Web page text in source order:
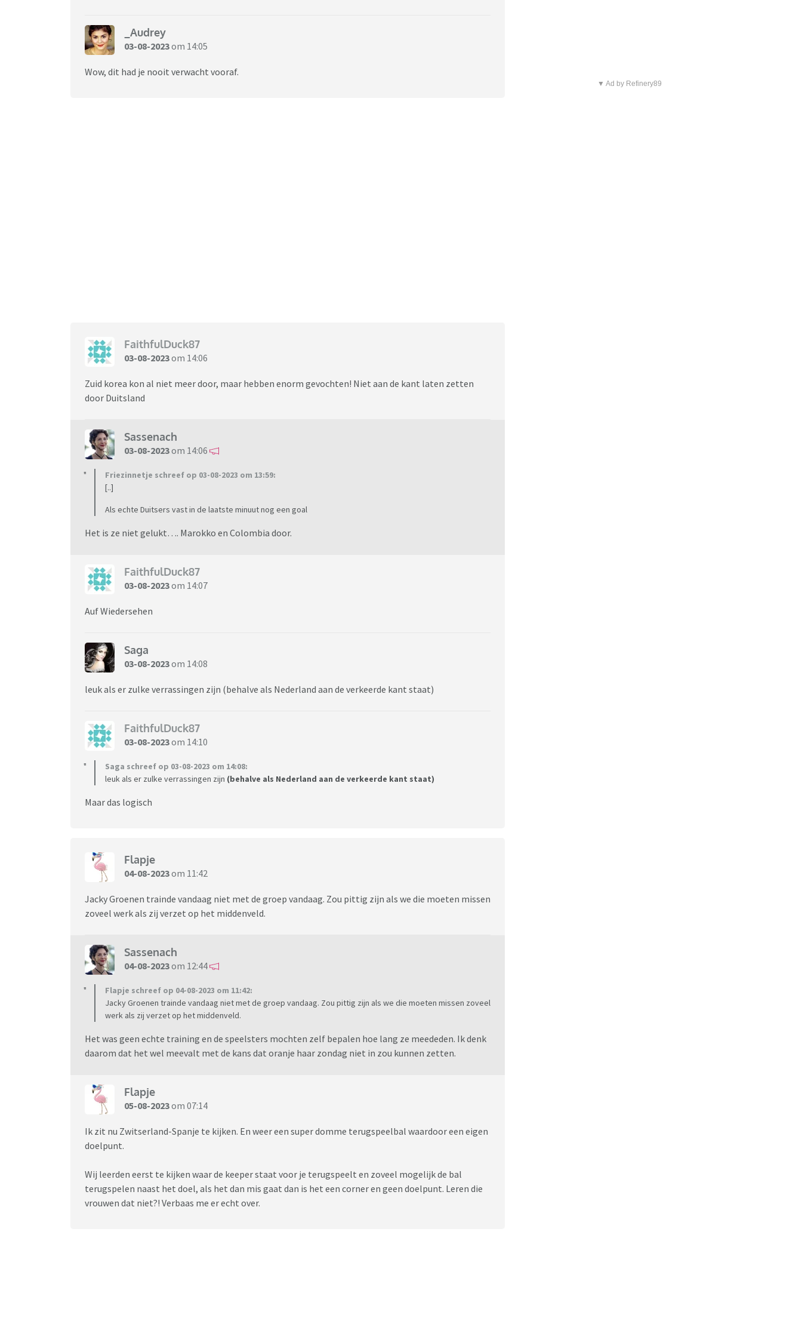
_Audrey
03-08-2023om 14:05
Wow, dit had je nooit verwacht vooraf.
FaithfulDuck87
03-08-2023om 14:06
Zuid korea kon al niet meer door, maar hebben enorm gevochten! Niet aan de kant laten zetten
door Duitsland
Sassenach
03-08-2023om 14:06
Friezinnetje schreef op 03-08-2023 om 13:59:
[..]
Als echte Duitsers vast in de laatste minuut nog een goal
Het is ze niet gelukt…. Marokko en Colombia door.
FaithfulDuck87
03-08-2023om 14:07
Auf Wiedersehen
Saga
03-08-2023om 14:08
leuk als er zulke verrassingen zijn (behalve als Nederland aan de verkeerde kant staat)
FaithfulDuck87
03-08-2023om 14:10
Saga schreef op 03-08-2023 om 14:08:
leuk als er zulke verrassingen zijn (behalve als Nederland aan de verkeerde kant staat)
Maar das logisch
Flapje
04-08-2023om 11:42
Jacky Groenen trainde vandaag niet met de groep vandaag. Zou pittig zijn als we die moeten missen
zoveel werk als zij verzet op het middenveld.
Sassenach
04-08-2023om 12:44
Flapje schreef op 04-08-2023 om 11:42:
Jacky Groenen trainde vandaag niet met de groep vandaag. Zou pittig zijn als we die moeten missen zoveel
werk als zij verzet op het middenveld.
Het was geen echte training en de speelsters mochten zelf bepalen hoe lang ze meededen. Ik denk
daarom dat het wel meevalt met de kans dat oranje haar zondag niet in zou kunnen zetten.
Flapje
05-08-2023om 07:14
Ik zit nu Zwitserland-Spanje te kijken. En weer een super domme terugspeelbal waardoor een eigen
doelpunt.
Wij leerden eerst te kijken waar de keeper staat voor je terugspeelt en zoveel mogelijk de bal
terugspelen naast het doel, als het dan mis gaat dan is het een corner en geen doelpunt. Leren die
vrouwen dat niet?! Verbaas me er echt over.
▼ Ad by Refinery89